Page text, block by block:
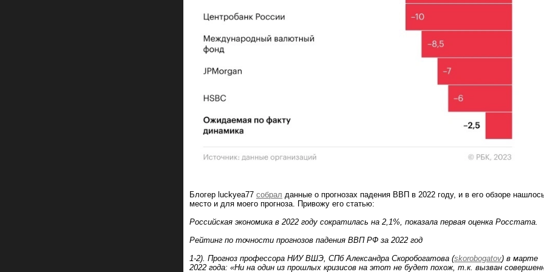
Блогер luckyea77 собрал данные о прогнозах падения ВВП в 2022 году, и в его обзоре
место и для моего прогноза. Привожу его статью:
Российская экономика в 2022 году сократилась на 2,1%, показала первая оценка Росстата.
Рейтинг по точности прогнозов падения ВВП РФ за 2022 год
1-2). Прогноз профессора НИУ ВШЭ, СПб Александра Скоробогатова (skorobogatov) в марте
2022 года: «Ни на один из прошлых кризисов на этот не будет похож, т.к. вызван